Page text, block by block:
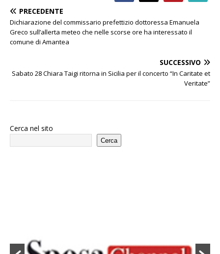
PRECEDENTE
Dichiarazione del commissario prefettizio dottoressa Emanuela
Greco sull’allerta meteo che nelle scorse ore ha interessato il
comune di Amantea
SUCCESSIVO
Sabato 28 Chiara Taigi ritorna in Sicilia per il concerto “In Caritate et
Veritate”
Cerca nel sito
Cerca